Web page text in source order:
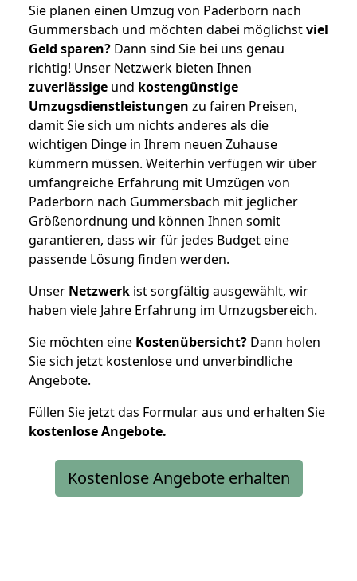
Sie planen einen Umzug von Paderborn nach
Gummersbach und möchten dabei möglichstviel
Geld sparen? Dann sind Sie bei uns genau
richtig! Unser Netzwerk bieten Ihnen
zuverlässige und kostengünstige
Umzugsdienstleistungen zu fairen Preisen,
damit Sie sich um nichts anderes als die
wichtigen Dinge in Ihrem neuen Zuhause
kümmern müssen. Weiterhin verfügen wir über
umfangreiche Erfahrung mit Umzügen von
Paderborn nach Gummersbach mit jeglicher
Größenordnung und können Ihnen somit
garantieren, dass wir für jedes Budget eine
passende Lösung finden werden.
Unser Netzwerk ist sorgfältig ausgewählt, wir
haben viele Jahre Erfahrung im Umzugsbereich.
Sie möchten eine Kostenübersicht? Dann holen
Sie sich jetzt kostenlose und unverbindliche
Angebote.
Füllen Sie jetzt das Formular aus und erhalten Sie
kostenloseAngebote.
Kostenlose Angebote erhalten